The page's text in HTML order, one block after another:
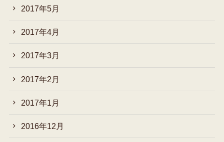
2017年5月
2017年4月
2017年3月
2017年2月
2017年1月
2016年12月